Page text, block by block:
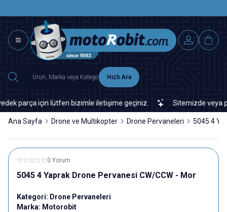
Hızlı Ara
parça için lütfen bizimle iletişime geçiniz. Sitemizde veya
Ana Sayfa Drone ve Multikopter Drone Pervaneleri 5045 4
0 Yorum
5045 4 Yaprak Drone Pervanesi CW/CCW - Mor
Kategori: Drone Pervaneleri
Marka: Motorobit